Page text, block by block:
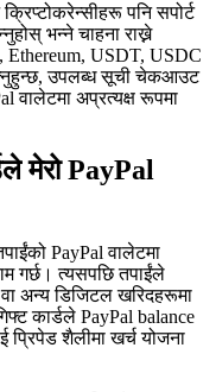
पनि सपोर्ट
भन्ने चाहना राख्ने
Ethereum, USDT, USDC
उपलब्ध सूची चेकआउट
वालेटमा अप्रत्यक्ष रूपमा
मेरो PayPal
PayPal वालेटमा
गर्छ। त्यसपछि तपाईंले
अन्य डिजिटल खरिदहरूमा
कार्डले PayPal balance
प्रिपेड शैलीमा खर्च योजना